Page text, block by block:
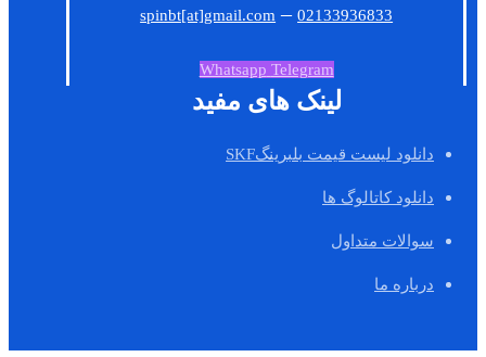
spinbt[at]gmail.com –02133936833
Whatsapp Telegram
لینک های مفید
دانلود لیست قیمت بلبرینگSKF
دانلود کاتالوگ ها
سوالات متداول
درباره ما